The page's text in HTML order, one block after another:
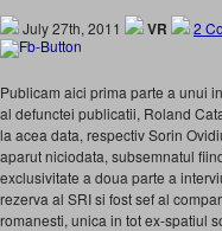
July 27th, 2011 VR 2
Publicam aici prima parte a unui
al defunctei publicatii, Roland
la acea data, respectiv Sorin
aparut niciodata, subsemnatul
exclusivitate a doua parte a
rezerva al SRI si fost sef al
romanesti, unica in tot ex-spatiul